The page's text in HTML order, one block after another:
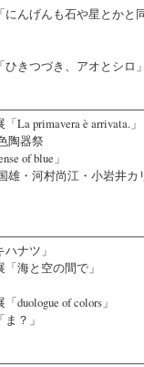
にんげんも石や星とかと
きつづき、アオとシロ」
La primavera è arrivata.」
陶器祭
of blue」
雄・河村尚江・小岩井カ
ナツ」
海と空の間で」
duologue of colors」
？」